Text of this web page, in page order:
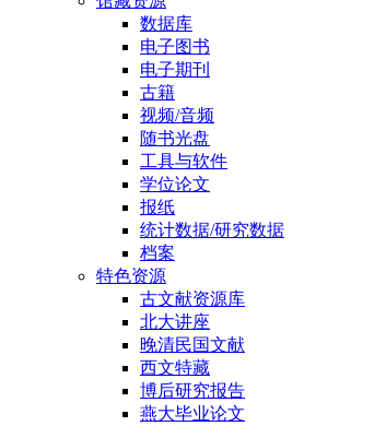
数据库
电子图书
电子期刊
古籍
视频/音频
随书光盘
工具与软件
学位论文
报纸
统计数据/研究数据
档案
特色资源
古文献资源库
北大讲座
晚清民国文献
西文特藏
博后研究报告
燕大毕业论文